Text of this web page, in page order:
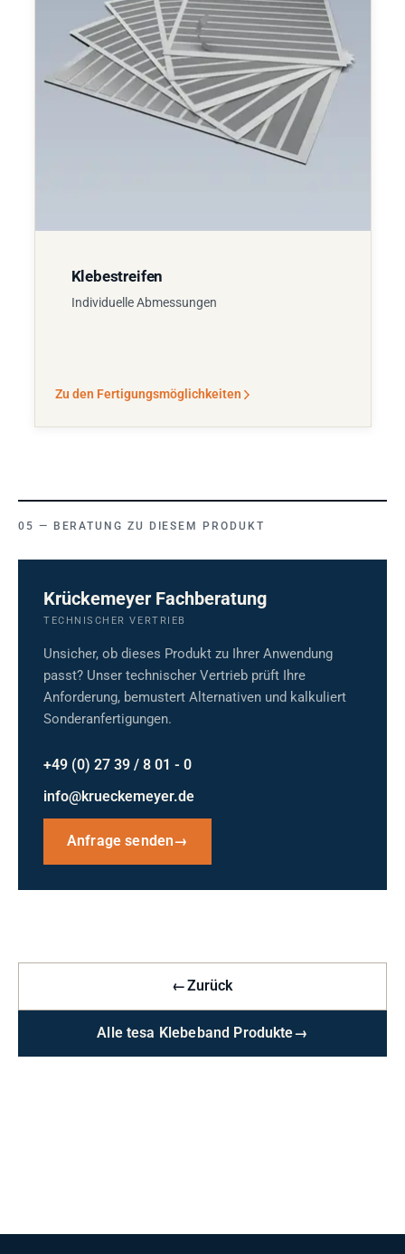
Klebestreifen
Individuelle Abmessungen
Zu den Fertigungsmöglichkeiten
BERATUNG ZU DIESEM PRODUKT
Krückemeyer Fachberatung
TECHNISCHER VERTRIEB
Unsicher, ob dieses Produkt zu Ihrer Anwendung
passt? Unser technischer Vertrieb prüft Ihre
Anforderung, bemustert Alternativen und kalkuliert
Sonderanfertigungen.
+49 (0) 27 39 / 8 01 - 0
info@krueckemeyer.de
Anfrage senden→
←Zurück
Alle tesa Klebeband Produkte→